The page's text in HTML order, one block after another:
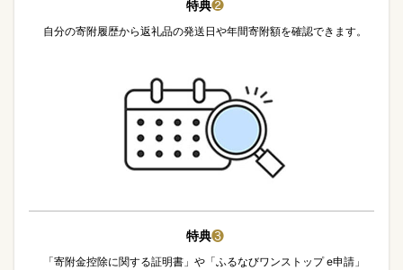
特典❷
自分の寄附履歴から返礼品の発送日や年間寄附額を確認できます。
特典❸
「寄附金控除に関する証明書」や「ふるなびワンストップ e申請」